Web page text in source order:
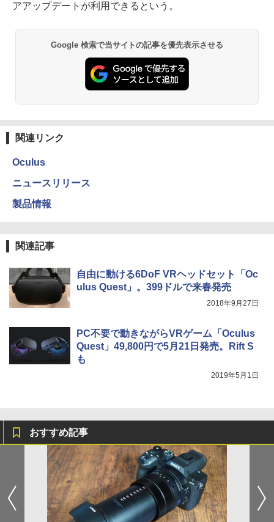
アアップデートが利用できるという。
Google 検索で当サイトの記事を優先表示させる
関連リンク
Oculus
ニュースリリース
製品情報
関連記事
自由に動ける6DoF VRヘッドセット「Oc
ulus Quest」。399ドルで来春発売
2018年9月27日
PC不要で動きながらVRゲーム「Oculus
Quest」49,800円で5月21日発売。Rift S
も
2019年5月1日
おすすめ記事